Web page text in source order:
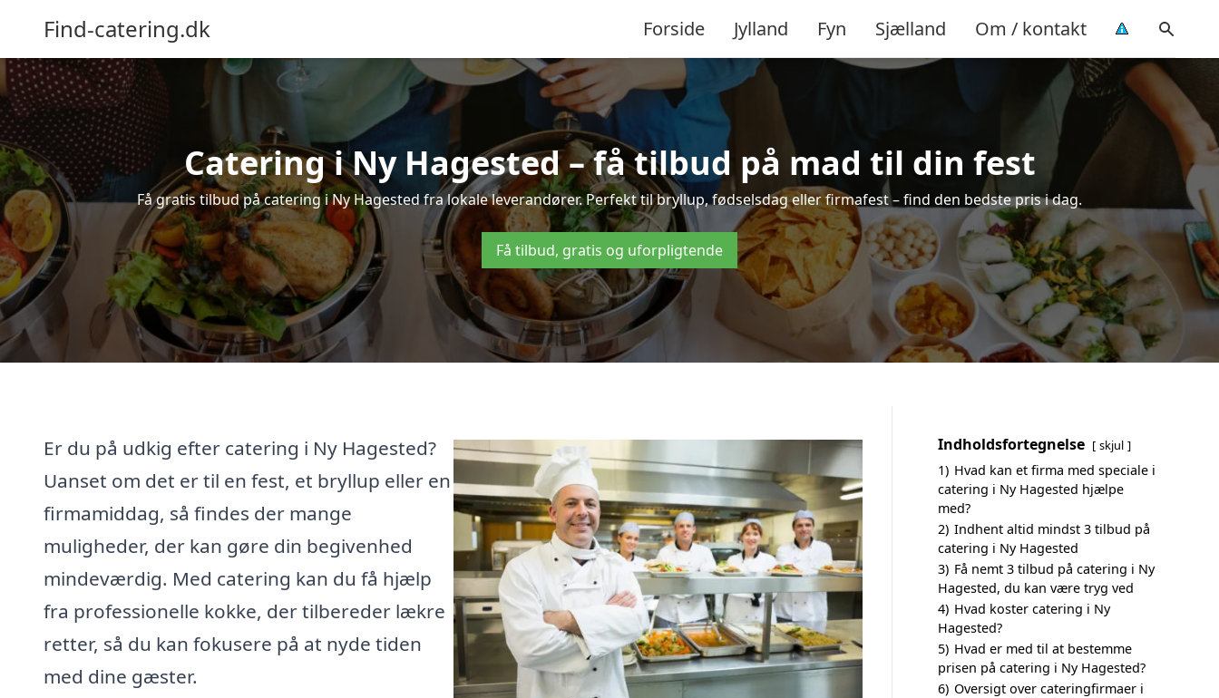
Find-catering.dk Forside Jylland Fyn Sjælland Om / kontakt
Catering i Ny Hagested – få tilbud på mad til din fest
Få gratis tilbud på catering i Ny Hagested fra lokale leverandører. Perfekt til bryllup, fødselsdag eller firmafest – find den bedste pris i dag.
Få tilbud, gratis og uforpligtende
Er du på udkig efter catering i Ny Hagested?
Uanset om det er til en fest, et bryllup eller en
firmamiddag, så findes der mange
muligheder, der kan gøre din begivenhed
mindeværdig. Med catering kan du få hjælp
fra professionelle kokke, der tilbereder lækre
retter, så du kan fokusere på at nyde tiden
med dine gæster.
Indholdsfortegnelse skjul
1) Hvad kan et firma med speciale i
catering i Ny Hagested hjælpe
med?
2) Indhent altid mindst 3 tilbud på
catering i Ny Hagested
3) Få nemt 3 tilbud på catering i Ny
Hagested, du kan være tryg ved
4) Hvad koster catering i Ny
Hagested?
5) Hvad er med til at bestemme
prisen på catering i Ny Hagested?
6) Oversigt over cateringfirmaer i